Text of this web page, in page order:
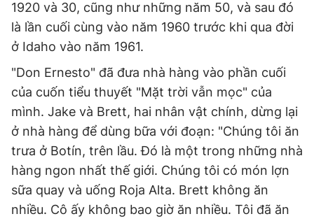
1920 và 30, cũng như những năm 50, và sau đó
là lần cuối cùng vào năm 1960 trước khi qua đời
ở Idaho vào năm 1961.
"Don Ernesto" đã đưa nhà hàng vào phần cuối
của cuốn tiểu thuyết "Mặt trời vẫn mọc" của
mình. Jake và Brett, hai nhân vật chính, dừng lại
ở nhà hàng để dùng bữa với đoạn: "Chúng tôi ăn
trưa ở Botín, trên lầu. Đó là một trong những nhà
hàng ngon nhất thế giới. Chúng tôi có món lợn
sữa quay và uống Roja Alta. Brett không ăn
nhiều. Cô ấy không bao giờ ăn nhiều. Tôi đã ăn